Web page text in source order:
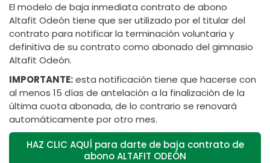
El modelo de baja inmediata contrato de abono
Altafit Odeón tiene que ser utilizado por el titular del
contrato para notificar la terminación voluntaria y
definitiva de su contrato como abonado del gimnasio
Altafit Odeón.
IMPORTANTE:esta notificación tiene que hacerse con
al menos 15 días de antelación a la finalización de la
última cuota abonada, de lo contrario se renovará
automáticamente por otro mes.
HAZ CLIC AQUÍ para darte de baja contrato de
abono ALTAFIT ODEÓN